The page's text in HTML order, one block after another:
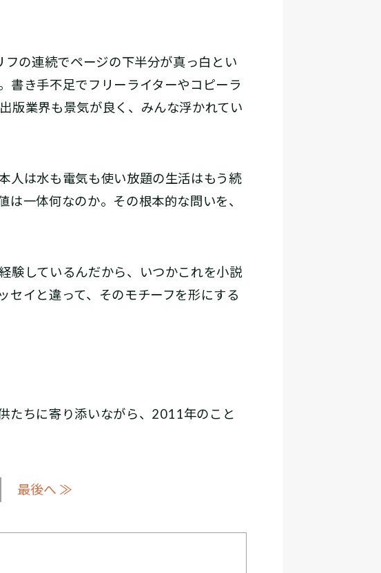
の連続でページの下半分が真っ白とい
書き手不足でフリーライターやコピーラ
版業界も景気が良く、みんな浮かれてい
人は水も電気も使い放題の生活はもう続
一体何なのか。その根本的な問いを、
験しているんだから、いつかこれを小説
セイと違って、そのモチーフを形にする
たちに寄り添いながら、2011年のこと
最後へ ≫